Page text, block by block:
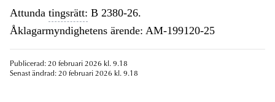
Attunda tingsrätt: B 2380-26.
Åklagarmyndighetens ärende: AM-199120-25
Publicerad: 20 februari 2026 kl. 9.18
Senast ändrad: 20 februari 2026 kl. 9.18